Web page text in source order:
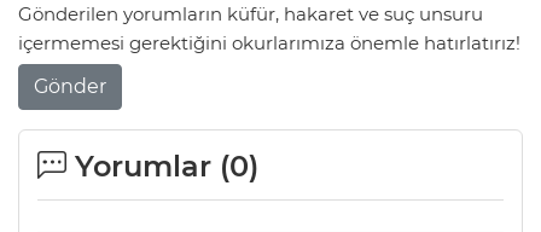
Gönderilen yorumların küfür, hakaret ve suç unsuru
içermemesi gerektiğini okurlarımıza önemle hatırlatırız!
Gönder
Yorumlar (0)